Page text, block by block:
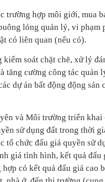
trường hợp môi giới, mua
lỏng quản lý, vi phạm
có liên quan (nếu có).
soát chặt chẽ, xử lý
tăng cường công tác
dự án bất động động sản
và Môi trường triển
sử dụng đất trong thời
tổ chức đấu giá quyền sử
giá tình hình, kết quả đấu
hợp có kết quả đấu giá cao